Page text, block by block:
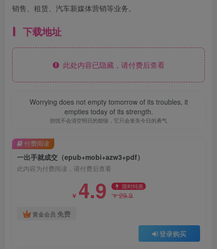
销售、租赁、汽车新媒体营销等业务。
下载地址
此处内容已隐藏，请付费后查看
Worrying does not empty tomorrow of its troubles, it
empties today of its strength.
担忧不会清空明日的烦恼，它只会丧失今日的勇气
一出手就成交（epub+mobi+azw3+pdf）
此内容为付费阅读，请付费后查看
￥ 4.9 限时特惠
￥29.9
黄金会员 免费
登录购买
付费阅读